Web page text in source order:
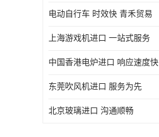
电动自行车 时效快 青禾贸易
上海游戏机进口 一站式服务
中国香港电炉进口 响应速度快
东莞吹风机进口 服务为先
北京玻璃进口 沟通顺畅